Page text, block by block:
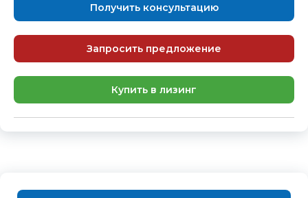
Получить консультацию
Запросить предложение
Купить в лизинг